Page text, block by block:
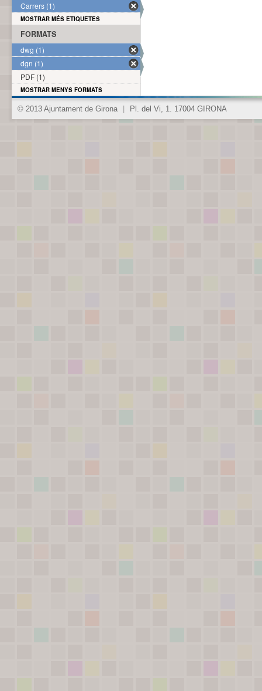
Carrers (1)
MOSTRAR MÉS ETIQUETES
FORMATS
dwg (1)
dgn (1)
PDF (1)
MOSTRAR MENYS FORMATS
© 2013 Ajuntament de Girona Pl. del Vi, 1. 17004 GIRONA